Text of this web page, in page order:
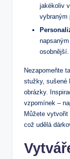
jakékoliv
vybraným
osobnější.
Nezapomeňte
stužky, sušené
obrázky.
vzpomínek –
Můžete vytvořit
což udělá